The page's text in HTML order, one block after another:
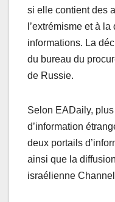
si elle contient des
l’extrémisme et à
informations. La
du bureau du
de Russie.
Selon EADaily,
d’information
deux portails
ainsi que la
israélienne